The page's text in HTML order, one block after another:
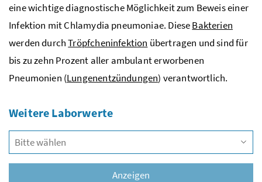
eine wichtige diagnostische Möglichkeit zum Beweis einer
Infektion mit Chlamydia pneumoniae. DieseBakterien
werden durchTröpfcheninfektion übertragen und sind für
bis zu zehn Prozent aller ambulant erworbenen
Pneumonien (Lungenentzündungen) verantwortlich.
Weitere Laborwerte
Anzeigen